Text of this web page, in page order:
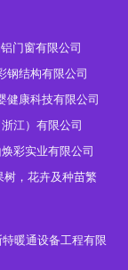
门窗有限公司
钢结构有限公司
健康科技有限公司
江）有限公司
彩实业有限公司
，花卉及种苗繁
暖通设备工程有限